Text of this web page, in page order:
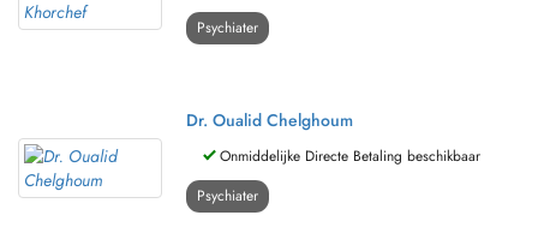
Psychiater
Dr. Oualid Chelghoum
Onmiddelijke Directe Betaling beschikbaar
Psychiater